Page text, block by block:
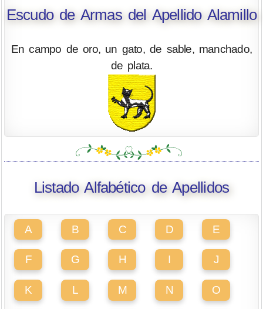
Escudo de Armas del Apellido Alamillo
En campo de oro, un gato, de sable, manchado,
de plata.
Listado Alfabético de Apellidos
A B C D E
F G H I J
K L M N O